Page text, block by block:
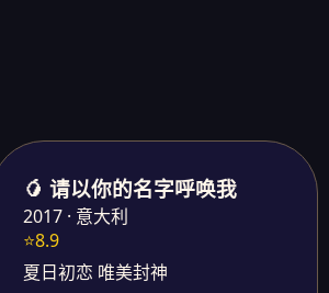
🥭 请以你的名字呼唤我
2017 · 意大利
⭐8.9
夏日初恋 唯美封神